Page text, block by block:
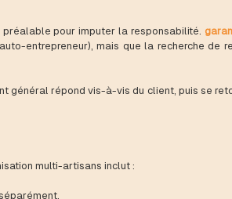
pour imputer la responsabilité.
entrepreneur), mais que la recherche de
général répond vis-à-vis du client, puis se
multi-artisans inclut :